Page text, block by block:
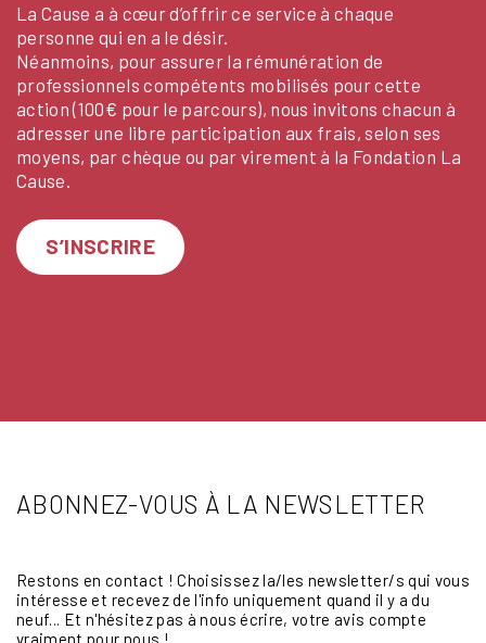
La Cause a à cœur d’offrir ce service à chaque
personne qui en a le désir.
Néanmoins, pour assurer la rémunération de
professionnels compétents mobilisés pour cette
action (100€ pour le parcours), nous invitons chacun à
adresser une libre participation aux frais, selon ses
moyens, par chèque ou par virement à la Fondation La
Cause.
S’INSCRIRE
ABONNEZ-VOUS À LA NEWSLETTER
Restons en contact ! Choisissez la/les newsletter/s qui vous
intéresse et recevez de l'info uniquement quand il y a du
neuf... Et n'hésitez pas à nous écrire, votre avis compte
vraiment pour nous !